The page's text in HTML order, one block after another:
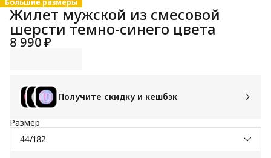
Жилет мужской из смесовой
шерсти темно-синего цвета
8 990 ₽
Получите скидку и кешбэк
Размер
44/182